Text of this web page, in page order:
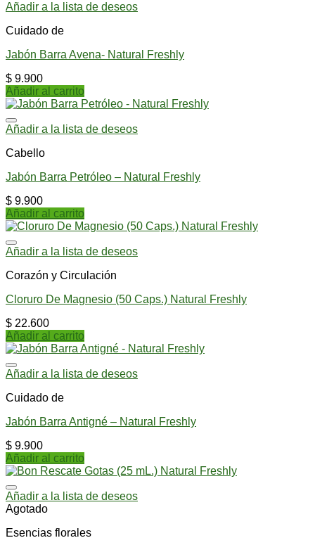
Añadir a la lista de deseos
Cuidado de
Jabón Barra Avena- Natural Freshly
$ 9.900
Añadir al carrito
Añadir a la lista de deseos
Cabello
Jabón Barra Petróleo – Natural Freshly
$ 9.900
Añadir al carrito
Añadir a la lista de deseos
Corazón y Circulación
Cloruro De Magnesio (50 Caps.) Natural Freshly
$ 22.600
Añadir al carrito
Añadir a la lista de deseos
Cuidado de
Jabón Barra Antigné – Natural Freshly
$ 9.900
Añadir al carrito
Añadir a la lista de deseos
Agotado
Esencias florales